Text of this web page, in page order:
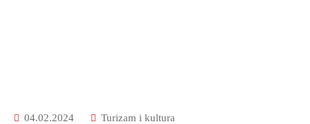
04.02.2024 Turizam i kultura